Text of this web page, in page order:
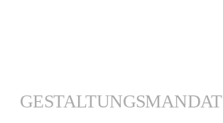
GESTALTUNGSMANDAT